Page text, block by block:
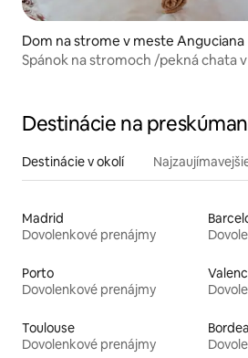
Dom na strome v meste Anguciana
Spánok na stromoch /pekná chata v
Destinácie na
Destinácie v okolí
Madrid
Dovolenkové prenájmy
Porto
Dovolenkové prenájmy
Toulouse
Dovolenkové prenájmy